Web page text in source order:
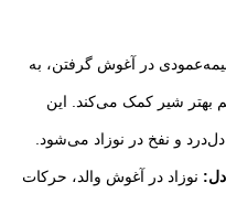
در آغوش گرفتن، به
شیر کمک می‌کند. این
و نفخ در نوزاد می‌شود.
نوزاد در آغوش والد، حرکات